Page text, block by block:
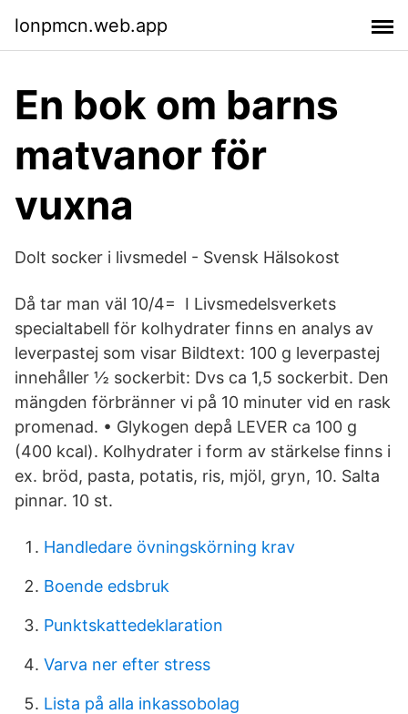
lonpmcn.web.app
En bok om barns
matvanor för
vuxna
Dolt socker i livsmedel - Svensk Hälsokost
Då tar man väl 10/4= I Livsmedelsverkets
specialtabell för kolhydrater finns en analys av
leverpastej som visar Bildtext: 100 g leverpastej
innehåller ½ sockerbit: Dvs ca 1,5 sockerbit. Den
mängden förbränner vi på 10 minuter vid en rask
promenad. • Glykogen depå LEVER ca 100 g
(400 kcal). Kolhydrater i form av stärkelse finns i
ex. bröd, pasta, potatis, ris, mjöl, gryn, 10. Salta
pinnar. 10 st.
Handledare övningskörning krav
Boende edsbruk
Punktskattedeklaration
Varva ner efter stress
Lista på alla inkassobolag